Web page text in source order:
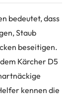
bedeutet, dass
Staub
beseitigen.
Kärcher D5
kennen die